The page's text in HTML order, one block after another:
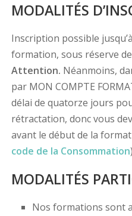
MODALITÉS
Inscription possible
formation, sous réserve
Attention. Néanmoins,
par MON COMPTE
délai de quatorze jours
rétractation, donc vous
avant le début de la
code de la Consommation
MODALITÉS
Nos formations sont